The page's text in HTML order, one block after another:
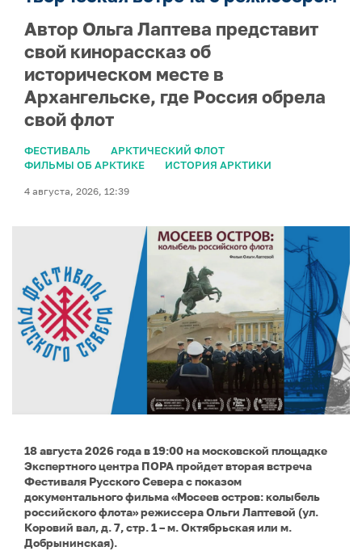
Автор Ольга Лаптева представит
свой кинорассказ об
историческом месте в
Архангельске, где Россия обрела
свой флот
ФЕСТИВАЛЬ
АРКТИЧЕСКИЙ ФЛОТ
ФИЛЬМЫ ОБ АРКТИКЕ
ИСТОРИЯ АРКТИКИ
4 августа, 2026, 12:39
18 августа 2026 года в 19:00 на московской площадке
Экспертного центра ПОРА пройдет вторая встреча
Фестиваля Русского Севера с показом
документального фильма «Мосеев остров: колыбель
российского флота» режиссера Ольги Лаптевой (ул.
Коровий вал, д. 7, стр. 1 – м. Октябрьская или м.
Добрынинская).